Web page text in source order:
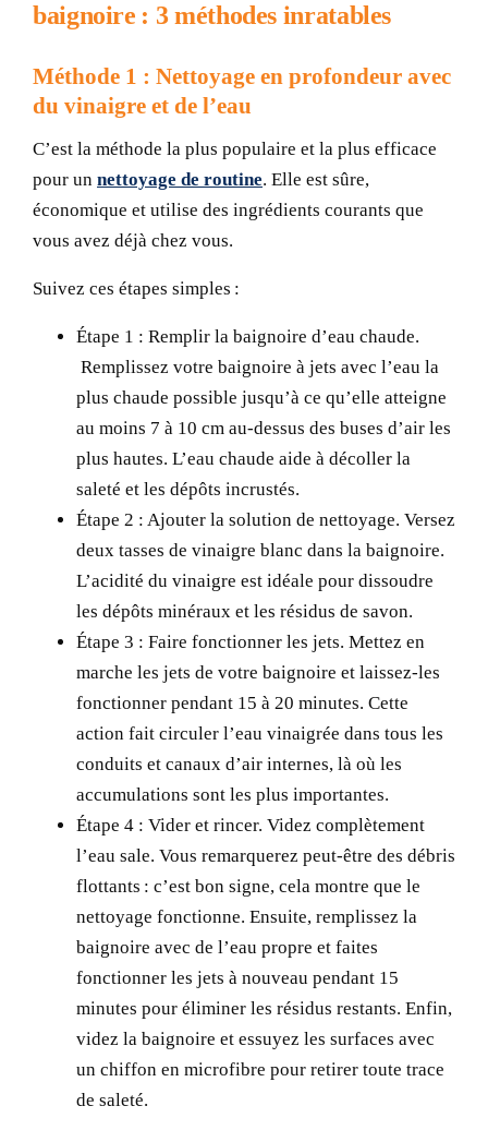
baignoire : 3 méthodes inratables
Méthode 1 : Nettoyage en profondeur avec
du vinaigre et de l’eau
C’est la méthode la plus populaire et la plus efficace
pour un nettoyage de routine. Elle est sûre,
économique et utilise des ingrédients courants que
vous avez déjà chez vous.
Suivez ces étapes simples :
Étape 1 : Remplir la baignoire d’eau chaude.
Remplissez votre baignoire à jets avec l’eau la
plus chaude possible jusqu’à ce qu’elle atteigne
au moins 7 à 10 cm au-dessus des buses d’air les
plus hautes. L’eau chaude aide à décoller la
saleté et les dépôts incrustés.
Étape 2 : Ajouter la solution de nettoyage. Versez
deux tasses de vinaigre blanc dans la baignoire.
L’acidité du vinaigre est idéale pour dissoudre
les dépôts minéraux et les résidus de savon.
Étape 3 : Faire fonctionner les jets. Mettez en
marche les jets de votre baignoire et laissez-les
fonctionner pendant 15 à 20 minutes. Cette
action fait circuler l’eau vinaigrée dans tous les
conduits et canaux d’air internes, là où les
accumulations sont les plus importantes.
Étape 4 : Vider et rincer. Videz complètement
l’eau sale. Vous remarquerez peut-être des débris
flottants : c’est bon signe, cela montre que le
nettoyage fonctionne. Ensuite, remplissez la
baignoire avec de l’eau propre et faites
fonctionner les jets à nouveau pendant 15
minutes pour éliminer les résidus restants. Enfin,
videz la baignoire et essuyez les surfaces avec
un chiffon en microfibre pour retirer toute trace
de saleté.